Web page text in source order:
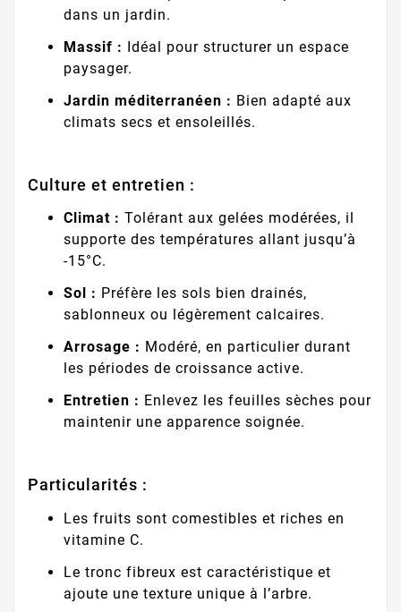
dans un jardin.
Massif :
Idéal pour structurer un espace
paysager.
Jardin méditerranéen : Bien adapté aux
climats secs et ensoleillés.
Culture et entretien :
Climat : Tolérant aux gelées modérées, il
supporte des températures allant jusqu’à
-15°C.
Sol : Préfère les sols bien drainés,
sablonneux ou légèrement calcaires.
Arrosage : Modéré, en particulier durant
les périodes de croissance active.
Entretien : Enlevez les feuilles sèches pour
maintenir une apparence soignée.
Particularités :
Les fruits sont comestibles et riches en
vitamine C.
Le tronc fibreux est caractéristique et
ajoute une texture unique à l’arbre.